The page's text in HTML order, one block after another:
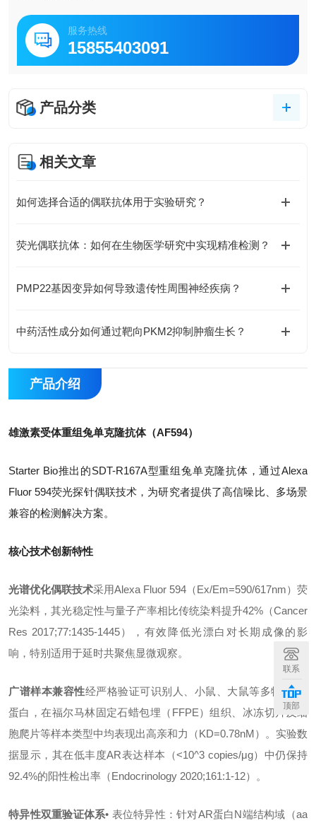
服务热线
15855403091
产品分类
相关文章
如何选择合适的偶联抗体用于实验研究？
荧光偶联抗体：如何在生物医学研究中实现精准检测？
PMP22基因变异如何导致遗传性周围神经疾病？
中药活性成分如何通过靶向PKM2抑制肿瘤生长？
产品介绍
雄激素受体重组兔单克隆抗体（AF594）
Starter Bio推出的SDT-R167A型重组兔单克隆抗体，通过Alexa
Fluor 594荧光探针偶联技术，为研究者提供了高信噪比、多场景
兼容的检测解决方案。
核心技术创新特性
光谱优化偶联技术采用Alexa Fluor 594（Ex/Em=590/617nm）荧
光染料，其光稳定性与量子产率相比传统染料提升42%（Cancer
Res 2017;77:1435-1445），有效降低光漂白对长期成像的影
响，特别适用于延时共聚焦显微观察。
广谱样本兼容性经严格验证可识别人、小鼠、大鼠等多物种AR
蛋白，在福尔马林固定石蜡包埋（FFPE）组织、冰冻切片及细
胞爬片等样本类型中均表现出高亲和力（KD=0.78nM）。实验数
据显示，其在低丰度AR表达样本（<10^3 copies/μg）中仍保持
92.4%的阳性检出率（Endocrinology 2020;161:1-12）。
特异性双重验证体系• 表位特异性：针对AR蛋白N端结构域（aa
联系
顶部